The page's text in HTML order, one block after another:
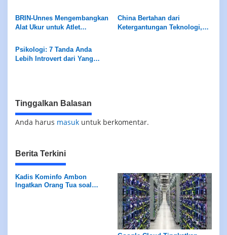
Positif pada Cucu
BRIN-Unnes Mengembangkan
Alat Ukur untuk Atlet
China Bertahan dari
Ketergantungan Teknologi,
Psikologi: 7 Tanda Anda
Lebih Introvert dari Yang
Tinggalkan Balasan
Anda harus masuk untuk berkomentar.
Berita Terkini
Kadis Kominfo Ambon
Ingatkan Orang Tua soal